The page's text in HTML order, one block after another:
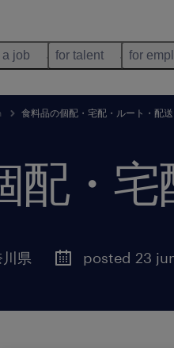
job for talent for
食料品の個配・宅配・ルート・配送
配・
県 posted 23